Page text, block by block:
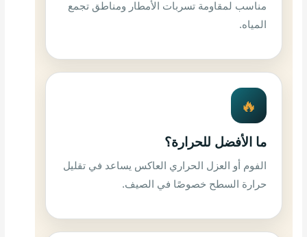
مناسب لمقاومة تسربات الأمطار ومناطق تجمع
المياه.
🔥
ما الأفضل للحرارة؟
الفوم أو العزل الحراري العاكس يساعد في تقليل
حرارة السطح خصوصًا في الصيف.